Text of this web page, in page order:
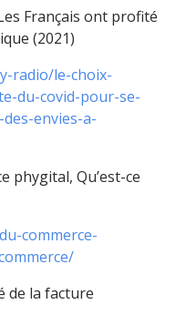
Français ont profité
(2021)
radio/le-choix-
du-covid-pour-se-
envies-a-
phygital, Qu’est-ce
commerce-
de la facture